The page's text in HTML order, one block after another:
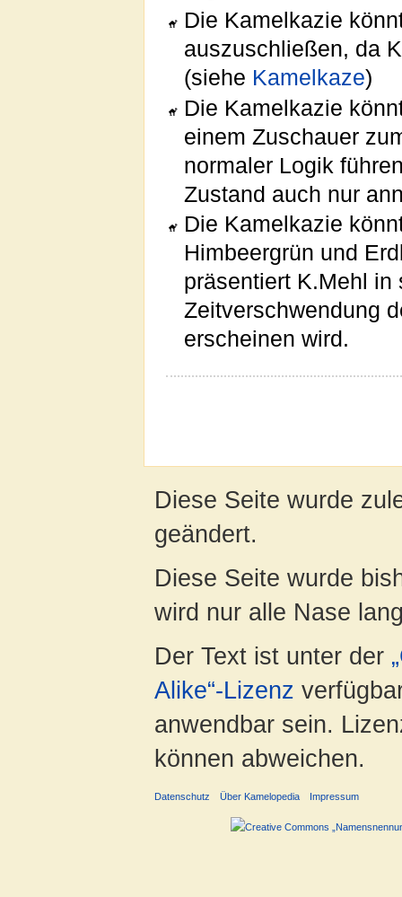
Die Kamelkazie
auszuschließen, da
(siehe Kamelkaze)
Die Kamelkazie
einem Zuschauer
normaler Logik
Zustand auch nur
Die Kamelkazie
Himbeergrün und
präsentiert K.Mehl
Zeitverschwendung
erscheinen wird.
Diese Seite wurde
geändert.
Diese Seite wurde
wird nur alle Nase
Der Text ist unter der
Alike“-Lizenz
anwendbar sein.
können abweichen.
Datenschutz Über Kamelopedia Impressum